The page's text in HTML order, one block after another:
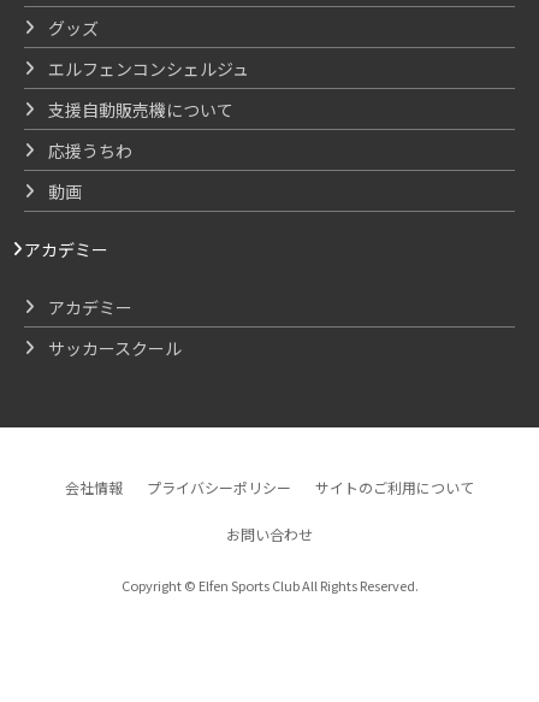
グッズ
エルフェンコンシェルジュ
支援自動販売機について
応援うちわ
動画
アカデミー
アカデミー
サッカースクール
会社情報 プライバシーポリシー サイトのご利用について
お問い合わせ
Copyright © Elfen Sports Club All Rights Reserved.